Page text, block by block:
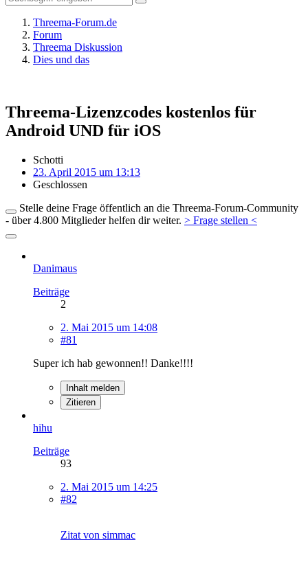
Threema-Forum.de
Forum
Threema Diskussion
Dies und das
Threema-Lizenzcodes kostenlos für
Android UND für iOS
Schotti
23. April 2015 um 13:13
Geschlossen
Stelle deine Frage öffentlich an die Threema-Forum-Community
- über 4.800 Mitglieder helfen dir weiter. > Frage stellen <
Danimaus
Beiträge
2
2. Mai 2015 um 14:08
#81
Super ich hab gewonnen!! Danke!!!!
Inhalt melden
Zitieren
hihu
Beiträge
93
2. Mai 2015 um 14:25
#82
Zitat von simmac